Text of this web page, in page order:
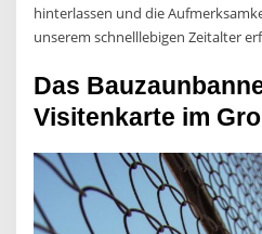
hinterlassen und die
unserem schnelllebigen Zeitalter
Das
Visitenkarte im